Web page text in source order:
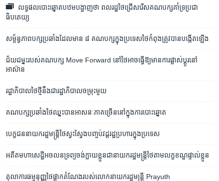
លទ្ធផលបោះឆ្នោតបឋមបង្ហាញថា ពលរដ្ឋថៃជ្រើសរើសគណបក្សគាំទ្រប្រជា
ធិបតេយ្យ
សម្ព័ន្ធភាព​​បក្ស​ប្រឆាំង​ដែល​មាន ៨ គណបក្ស​ក្នុង​ប្រទេស​ថៃ​កំពុង​​ត្រូវ​បាន​បង្កើត​ឡើង
ជ័យ​ជម្នះ​របស់​គណបក្ស Move Forward នៅ​ថៃ​អាច​ធ្វើ​ឱ្យ​មាន​ការ​ផ្លាស់ប្ដូរ​នៅ​
អាស៊ាន​
រដ្ឋាភិបាល​ថៃ​ថ្មី​នឹង​ជា​រដ្ឋាភិបាល​ចម្រុះ​មួយ
គណបក្ស​ប្រឆាំង​ថៃ​ឈ្នះ​បាន​អាសនៈ​ភាគ​ច្រើន​នៅ​ក្នុង​ការ​បោះឆ្នោត
បេក្ខជន​នាយករដ្ឋមន្ត្រី​ថៃ​ស្វះស្វែង​បញ្ចប់​វដ្ត​រដ្ឋប្រហារ​ក្នុង​ប្រទេស
អតីត​មហាសេដ្ឋី​អចលនទ្រព្យ​ចង់​ក្លាយ​ខ្លួន​ជា​នាយក​រដ្ឋមន្ត្រី​ថៃ​តាម​លក្ខខណ្ឌ​ផ្ទាល់​ខ្លួន
តុលាការ​ធម្មនុញ្ញ​ថៃ​ផ្អាក​តំណែង​របស់​លោក​នាយករដ្ឋមន្ត្រី Prayuth